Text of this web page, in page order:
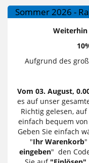
Sommer 2026 -
Weiterhin
Aufgrund des
Vom 03. August,
es auf unser
Richtig gelesen,
einfach bequem
Geben Sie einfach
"Ihr Warenkorb"
eingeben" den